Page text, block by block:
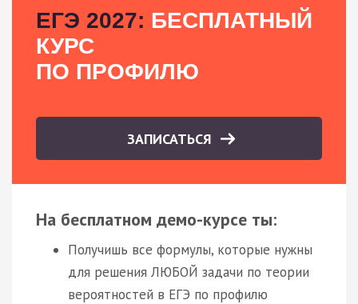
ЕГЭ 2027: БЕСПЛАТНЫЙ
КУРС
ПО ПРОФИЛЮ
ЗАПИСАТЬСЯ
На бесплатном демо-курсе ты:
Получишь все формулы, которые нужны
для решения ЛЮБОЙ задачи по теории
вероятностей в ЕГЭ по профилю